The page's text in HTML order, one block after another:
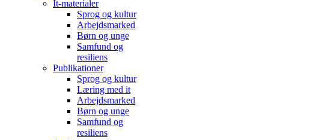
It-materialer
Sprog og kultur
Arbejdsmarked
Børn og unge
Samfund og
resiliens
Publikationer
Sprog og kultur
Læring med it
Arbejdsmarked
Børn og unge
Samfund og
resiliens